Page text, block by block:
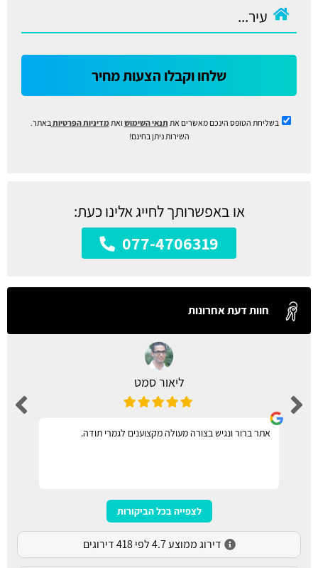
שלחו וקבלו הצעות מחיר
בשליחת הטופס הינכם מאשרים את תנאי השימוש ואתמדיניות הפרטיותבאתר.
השירות ניתן בחינם!
או באפשרותך לחייג אלינו כעת:
077-4706319
חוות דעת אחרונות
ליאור סמט
אתר ברור ונגיש בצורה מעולה מקצוענים לגמרי תודה.
לצפייה בכל הביקורות
דירוג ממוצע 4.7 לפי 418 דירוגים